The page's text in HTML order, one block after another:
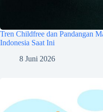
Tren Childfree dan Pandangan
Indonesia Saat Ini
8 Juni 2026